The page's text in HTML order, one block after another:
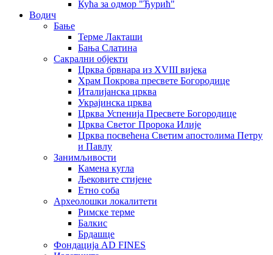
Кућа за одмор "Ђурић"
Водич
Бање
Терме Лакташи
Бања Слатина
Сакрални објекти
Црква брвнара из XVIII вијека
Храм Покрова пресвете Богородице
Италијанска црква
Украјинска црква
Црква Успенија Пресвете Богородице
Црква Светог Пророка Илије
Црква посвећена Светим апостолима Петру
и Павлу
Занимљивости
Камена кугла
Љековите стијене
Етно соба
Археолошки локалитети
Римске терме
Балкис
Брдашце
Фондација AD FINES